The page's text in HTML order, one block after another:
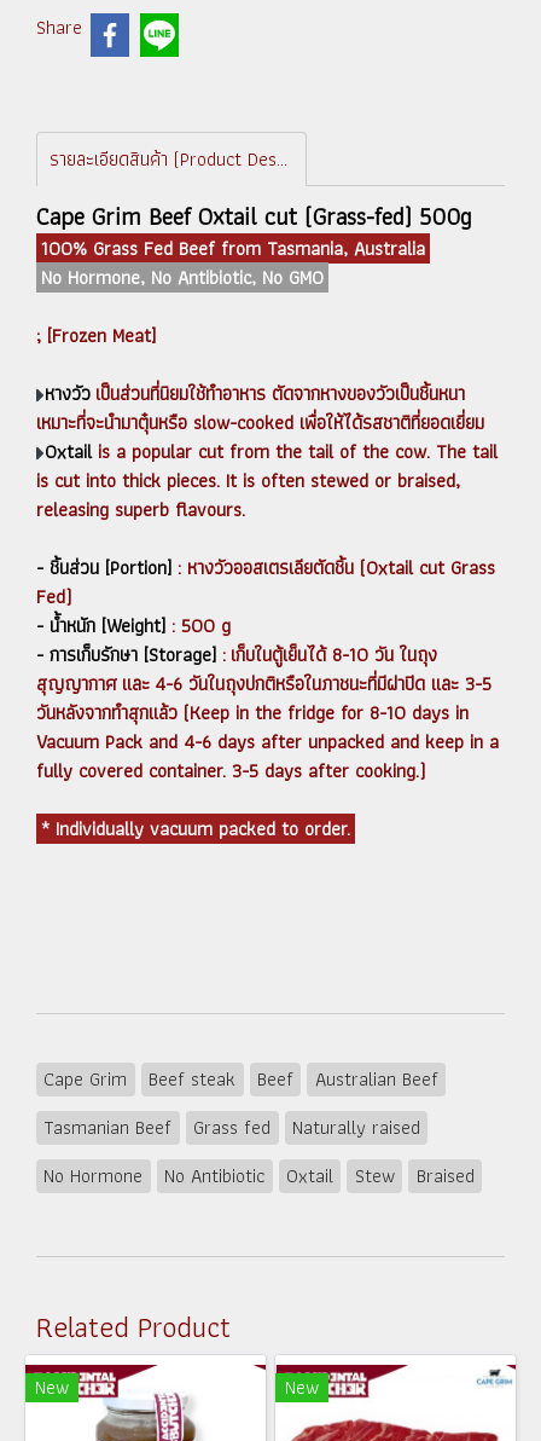
Share
รายละเอียดสินค้า (Product Description)
Cape Grim Beef Oxtail cut (Grass-fed) 500g
100% Grass Fed Beef from Tasmania, Australia
No Hormone, No Antibiotic, No GMO
; [Frozen Meat]
หางวัวเป็นส่วนที่นิยมใช้ทำอาหาร ตัดจากหางของวัวเป็นชิ้นหนา
เหมาะที่จะนำมาตุ๋นหรือ slow-cooked เพื่อให้ได้รสชาติที่ยอดเยี่ยม
Oxtailis a popular cut from the tail of the cow. The tail
is cut into thick pieces. It is often stewed or braised,
releasing superb flavours.
- ชิ้นส่วน [Portion] : หางวัวออสเตรเลียตัดชิ้น (Oxtail cut Grass
Fed)
- น้ำหนัก [Weight] : 500 g
- การเก็บรักษา [Storage] : เก็บในตู้เย็นได้ 8-10 วัน ในถุง
สุญญากาศ และ 4-6 วันในถุงปกติหรือในภาชนะที่มีฝาปิด และ 3-5
วันหลังจากทำสุกแล้ว (Keep in the fridge for 8-10 days in
Vacuum Pack and 4-6 days after unpacked and keep in a
fully covered container. 3-5 days after cooking.)
* Individually vacuum packed to order.
Cape Grim Beef steak Beef
Australian Beef
Tasmanian Beef
Grass fed
Naturally raised
No Hormone
No Antibiotic Oxtail Stew Braised
Related Product
New New